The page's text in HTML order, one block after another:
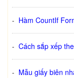
- Hàm CountIf
- Cách sắp xếp
- Mẫu giấy biên